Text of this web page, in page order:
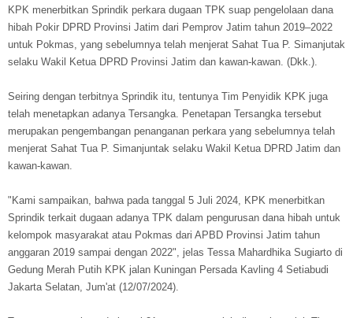
KPK menerbitkan Sprindik perkara dugaan TPK suap pengelolaan dana
hibah Pokir DPRD Provinsi Jatim dari Pemprov Jatim tahun 2019–2022
untuk Pokmas, yang sebelumnya telah menjerat Sahat Tua P. Simanjutak
selaku Wakil Ketua DPRD Provinsi Jatim dan kawan-kawan. (Dkk.).
Seiring dengan terbitnya Sprindik itu, tentunya Tim Penyidik KPK juga
telah menetapkan adanya Tersangka. Penetapan Tersangka tersebut
merupakan pengembangan penanganan perkara yang sebelumnya telah
menjerat Sahat Tua P. Simanjuntak selaku Wakil Ketua DPRD Jatim dan
kawan-kawan.
"Kami sampaikan, bahwa pada tanggal 5 Juli 2024, KPK menerbitkan
Sprindik terkait dugaan adanya TPK dalam pengurusan dana hibah untuk
kelompok masyarakat atau Pokmas dari APBD Provinsi Jatim tahun
anggaran 2019 sampai dengan 2022", jelas Tessa Mahardhika Sugiarto di
Gedung Merah Putih KPK jalan Kuningan Persada Kavling 4 Setiabudi
Jakarta Selatan, Jum'at (12/07/2024).